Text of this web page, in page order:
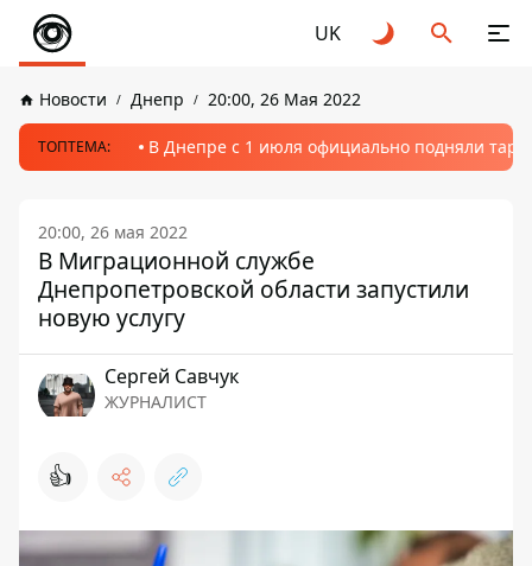
UK
Новости Днепр 20:00, 26 Мая 2022
ТОПТЕМА: В Днепре с 1 июля официально подняли
20:00, 26 мая 2022
В Миграционной службе
Днепропетровской области запустили
новую услугу
Сергей Савчук
ЖУРНАЛИСТ
👍